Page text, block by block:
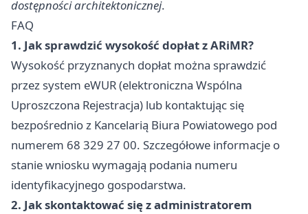
dostępności architektonicznej.
FAQ
1. Jak sprawdzić wysokość dopłat z ARiMR?
Wysokość przyznanych dopłat można sprawdzić
przez system eWUR (elektroniczna Wspólna
Uproszczona Rejestracja) lub kontaktując się
bezpośrednio z Kancelarią Biura Powiatowego pod
numerem 68 329 27 00. Szczegółowe informacje o
stanie wniosku wymagają podania numeru
identyfikacyjnego gospodarstwa.
2. Jak skontaktować się z administratorem